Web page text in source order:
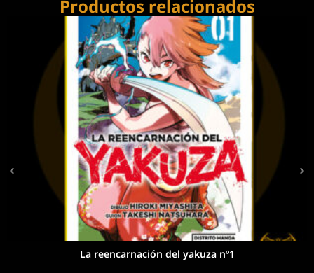
Productos relacionados
La reencarnación del yakuza nº1